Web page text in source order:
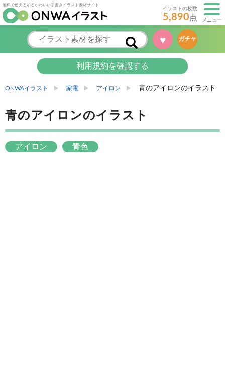
無料で使えるゆるかわいい手書きイラスト素材サイト
イラストの枚数
5,890点 メニュー
♥ ガチャ
利用規約を確認する
ONWAイラスト 家電 アイロン 青のアイロンのイラスト
青のアイロンのイラスト
アイロン 青色